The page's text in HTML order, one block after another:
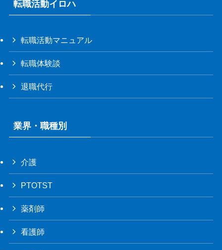
転職活動イロハ
転職活動マニュアル
転職体験談
退職代行
業界・職種別
介護
PTOTST
薬剤師
看護師